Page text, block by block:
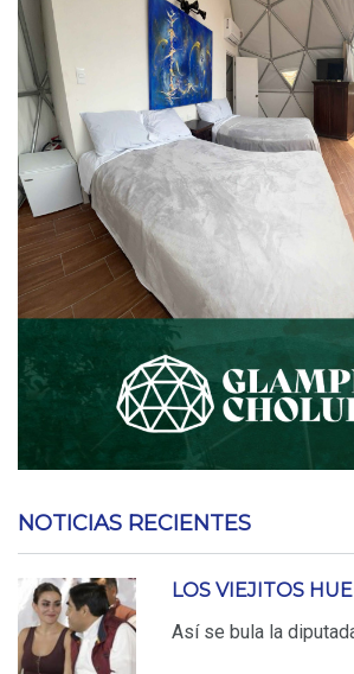
NOTICIAS RECIENTES
LOS VIEJITOS
Así se bula la